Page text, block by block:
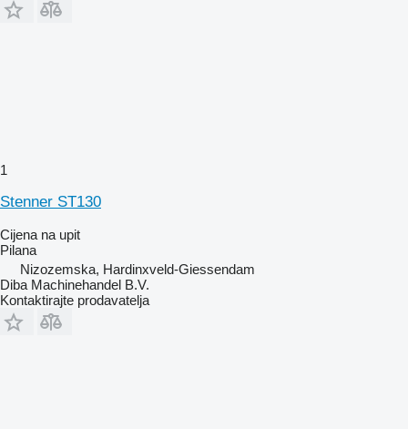
1
Stenner ST130
Cijena na upit
Pilana
Nizozemska, Hardinxveld-Giessendam
Diba Machinehandel B.V.
Kontaktirajte prodavatelja